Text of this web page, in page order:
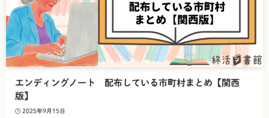
エンディングノート 配布している市町村まとめ【関西
版】
2025年9月15日